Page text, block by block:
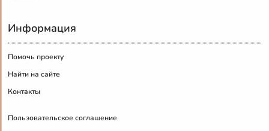
Информация
Помочь проекту
Найти на сайте
Контакты
Пользовательское соглашение